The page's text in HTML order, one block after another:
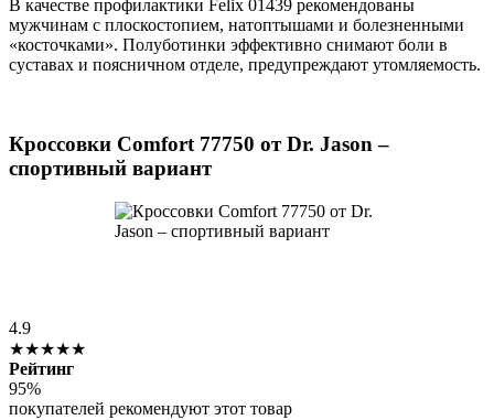
В качестве профилактики Felix 01439 рекомендованы
мужчинам с плоскостопием, натоптышами и болезненными
«косточками». Полуботинки эффективно снимают боли в
суставах и поясничном отделе, предупреждают утомляемость.
Кроссовки Comfort 77750 от Dr. Jason –
спортивный вариант
4.9
★★★★★
Рейтинг
95%
покупателей рекомендуют этот товар